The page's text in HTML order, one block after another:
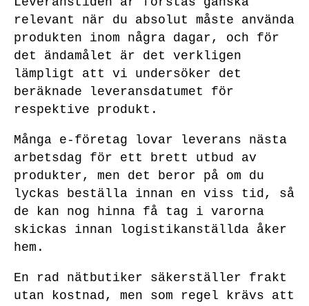
relevant när du absolut måste använda
produkten inom några dagar, och för
det ändamålet är det verkligen
lämpligt att vi undersöker det
beräknade leveransdatumet för
respektive produkt.
Många e-företag lovar leverans nästa
arbetsdag för ett brett utbud av
produkter, men det beror på om du
lyckas beställa innan en viss tid, så
de kan nog hinna få tag i varorna
skickas innan logistikanställda åker
hem.
En rad nätbutiker säkerställer frakt
utan kostnad, men som regel krävs att